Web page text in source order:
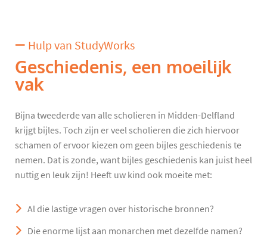
Hulp van StudyWorks
Geschiedenis, een moeilijk
vak
Bijna tweederde van alle scholieren in Midden-Delfland
krijgt bijles. Toch zijn er veel scholieren die zich hiervoor
schamen of ervoor kiezen om geen bijles geschiedenis te
nemen. Dat is zonde, want bijles geschiedenis kan juist heel
nuttig en leuk zijn! Heeft uw kind ook moeite met:
Al die lastige vragen over historische bronnen?
Die enorme lijst aan monarchen met dezelfde namen?